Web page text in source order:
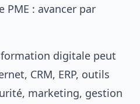
: avancer par
digitale peut
CRM, ERP, outils
marketing, gestion